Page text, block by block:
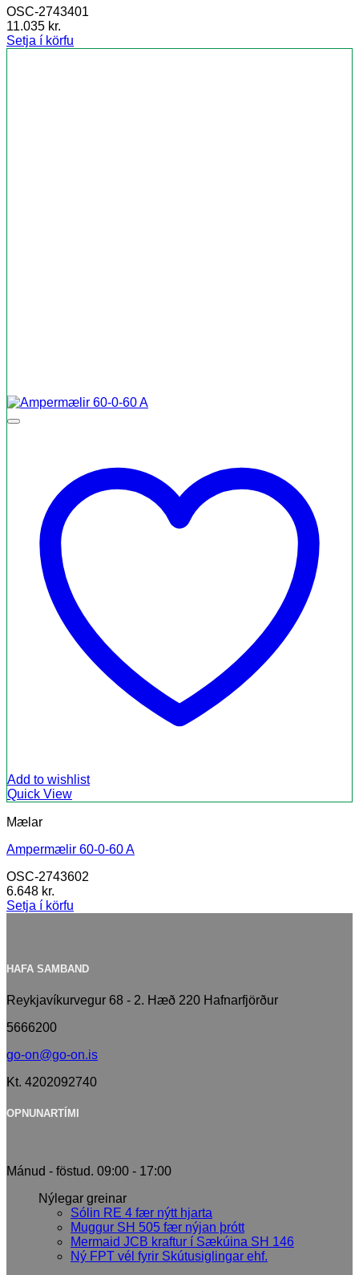
OSC-2743401
11.035 kr.
Setja í körfu
Add to wishlist
Quick View
Mælar
Ampermælir 60-0-60 A
OSC-2743602
6.648 kr.
Setja í körfu
HAFA SAMBAND
Reykjavíkurvegur 68 - 2. Hæð 220 Hafnarfjörður
5666200
go-on@go-on.is
Kt. 4202092740
OPNUNARTÍMI
Mánud - föstud. 09:00 - 17:00
Nýlegar greinar
Sólin RE 4 fær nýtt hjarta
Muggur SH 505 fær nýjan þrótt
Mermaid JCB kraftur í Sækúina SH 146
Ný FPT vél fyrir Skútusiglingar ehf.